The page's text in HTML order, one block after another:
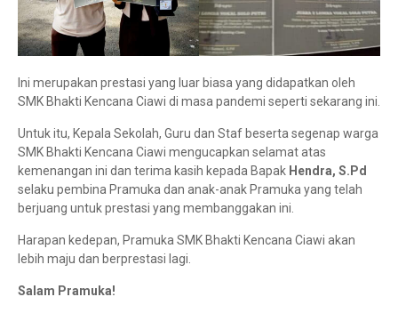
Ini merupakan prestasi yang luar biasa yang didapatkan oleh
SMK Bhakti Kencana Ciawi di masa pandemi seperti sekarang ini.
Untuk itu, Kepala Sekolah, Guru dan Staf beserta segenap warga
SMK Bhakti Kencana Ciawi mengucapkan selamat atas
kemenangan ini dan terima kasih kepada Bapak Hendra, S.Pd
selaku pembina Pramuka dan anak-anak Pramuka yang telah
berjuang untuk prestasi yang membanggakan ini.
Harapan kedepan, Pramuka SMK Bhakti Kencana Ciawi akan
lebih maju dan berprestasi lagi.
Salam Pramuka!